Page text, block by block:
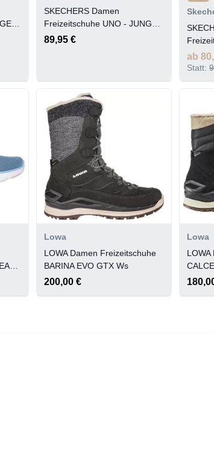
SKECHERS Damen
Freizeitschuhe UNO - JUNGLE
NITE
89,95 €
ab
Statt:
Lowa
LOWA Damen Freizeitschuhe
BARINA EVO GTX Ws
200,00 €
Lowa